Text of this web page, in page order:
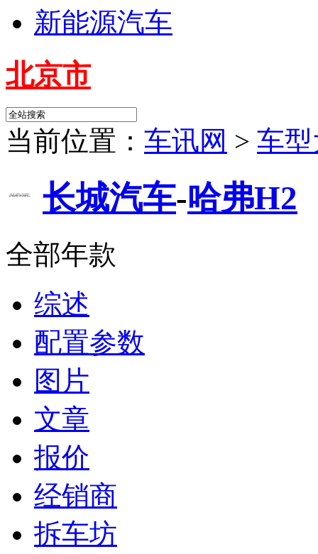
新能源汽车
北京市
当前位置： 车讯网 > 车
长城汽车-哈弗H2
全部年款
综述
配置参数
图片
文章
报价
经销商
拆车坊